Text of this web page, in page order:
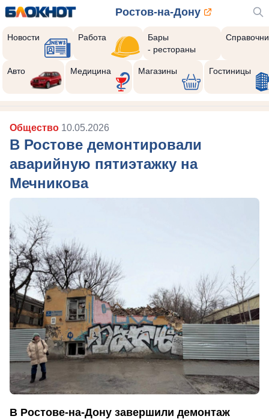
Ростов-на-Дону
Новости Работа
Бары
- рестораны
Авто Медицина Магазины Гостиницы
Общество 10.05.2026
В Ростове демонтировали
аварийную пятиэтажку на
Мечникова
В Ростове-на-Дону завершили демонтаж